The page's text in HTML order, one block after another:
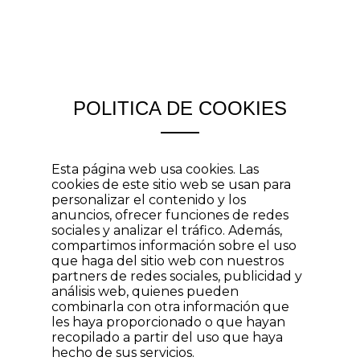
POLITICA DE COOKIES
Esta página web usa cookies. Las
cookies de este sitio web se usan para
personalizar el contenido y los
anuncios, ofrecer funciones de redes
sociales y analizar el tráfico. Además,
compartimos información sobre el uso
que haga del sitio web con nuestros
partners de redes sociales, publicidad y
análisis web, quienes pueden
combinarla con otra información que
les haya proporcionado o que hayan
recopilado a partir del uso que haya
hecho de sus servicios.